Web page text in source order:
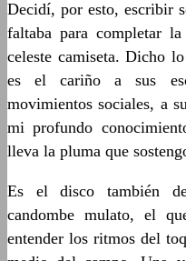
Decidí, por esto, escribir
faltaba para completar
celeste camiseta. Dicho
es el cariño a sus
movimientos sociales, a
mi profundo
lleva la pluma que
Es el disco también
candombe mulato, el
entender los ritmos del